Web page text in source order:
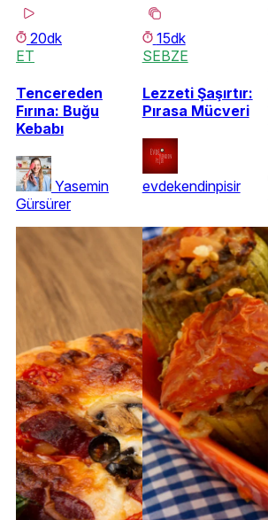
20dk
ET
Tencereden
Fırına: Buğu
Kebabı
Yasemin
Gürsürer
15dk
SEBZE
Lezzeti Şaşırtır:
Pırasa Mücveri
evdekendinpisir